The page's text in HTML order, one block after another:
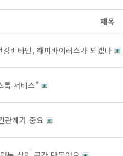
제목
비타민, 해피바이러스가 되겠다
톱 서비스”
관계가 중요